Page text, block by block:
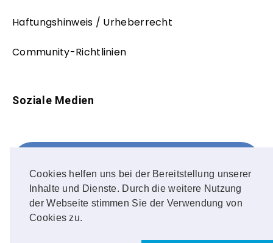
Cookies helfen uns bei der Bereitstellung unserer
Inhalte und Dienste. Durch die weitere Nutzung
der Webseite stimmen Sie der Verwendung von
Cookies zu.
Haftungshinweis / Urheberrecht
Community-Richtlinien
Soziale Medien
FOLLOW ME!
Instagram
OUR PHOTOS!